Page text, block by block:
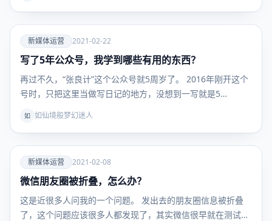
爱
新媒体运
营
新媒体运营 2021-02-22
写了5年公众号，我学到哪些有用的东西？
再过不久，“张良计”这个公众号就5周岁了。 2016年刚开这个
号时，只把这里当做写日记的地方，没想到一写就是5…
如 如仙境般梦幻迷人
爱
新媒体运
营
新媒体运营 2021-02-08
微信朋友圈被折叠，怎么办？
这是近很多人问我的一个问题。 发出去的朋友圈信息被折叠
了，这个问题应该很多人都发现了，其实微信很早就在测试